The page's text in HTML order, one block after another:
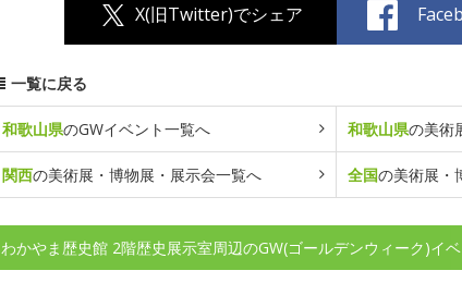
X(旧Twitter)でシェア
一覧に戻る
和歌山県のGWイベント一覧へ 和歌山県の美術
関西の美術展・博物展・展示会一覧へ 全国の美術展・
わかやま歴史館 2階歴史展示室周辺のGW(ゴールデンウィーク)イ